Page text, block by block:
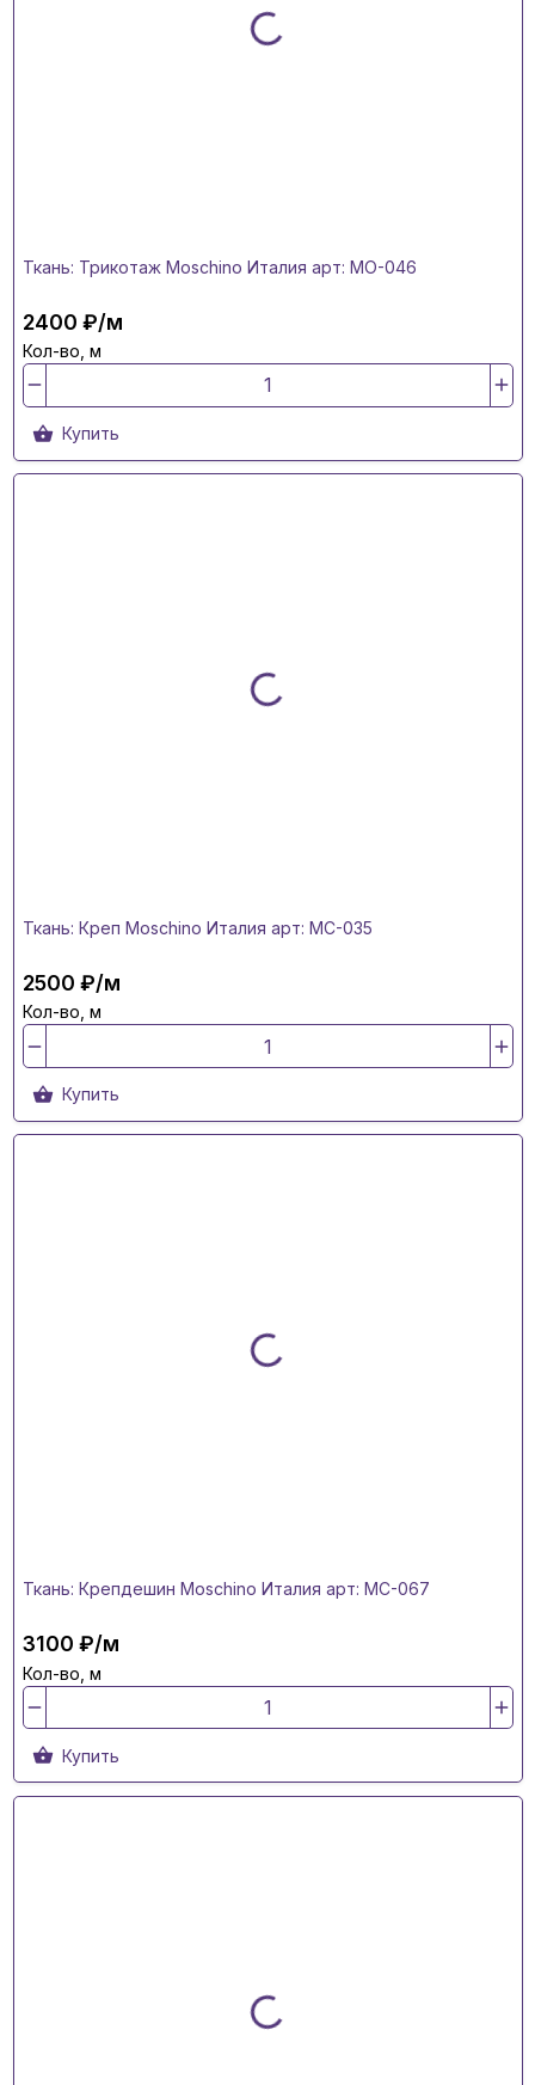
Ткань: Трикотаж Moschino Италия арт: MO-046
2400 ₽/м
Кол-во, м
Купить
Ткань: Креп Moschino Италия арт: MC-035
2500 ₽/м
Кол-во, м
Купить
Ткань: Крепдешин Moschino Италия арт: MC-067
3100 ₽/м
Кол-во, м
Купить